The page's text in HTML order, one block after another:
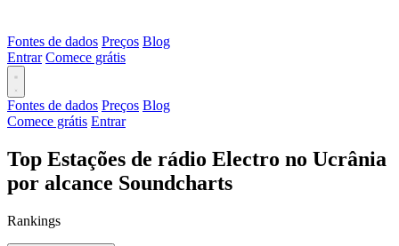
Fontes de dados Preços Blog
Entrar Comece grátis
Fontes de dados Preços Blog
Comece grátis Entrar
Top Estações de rádio Electro no Ucrânia
por alcance Soundcharts
Rankings